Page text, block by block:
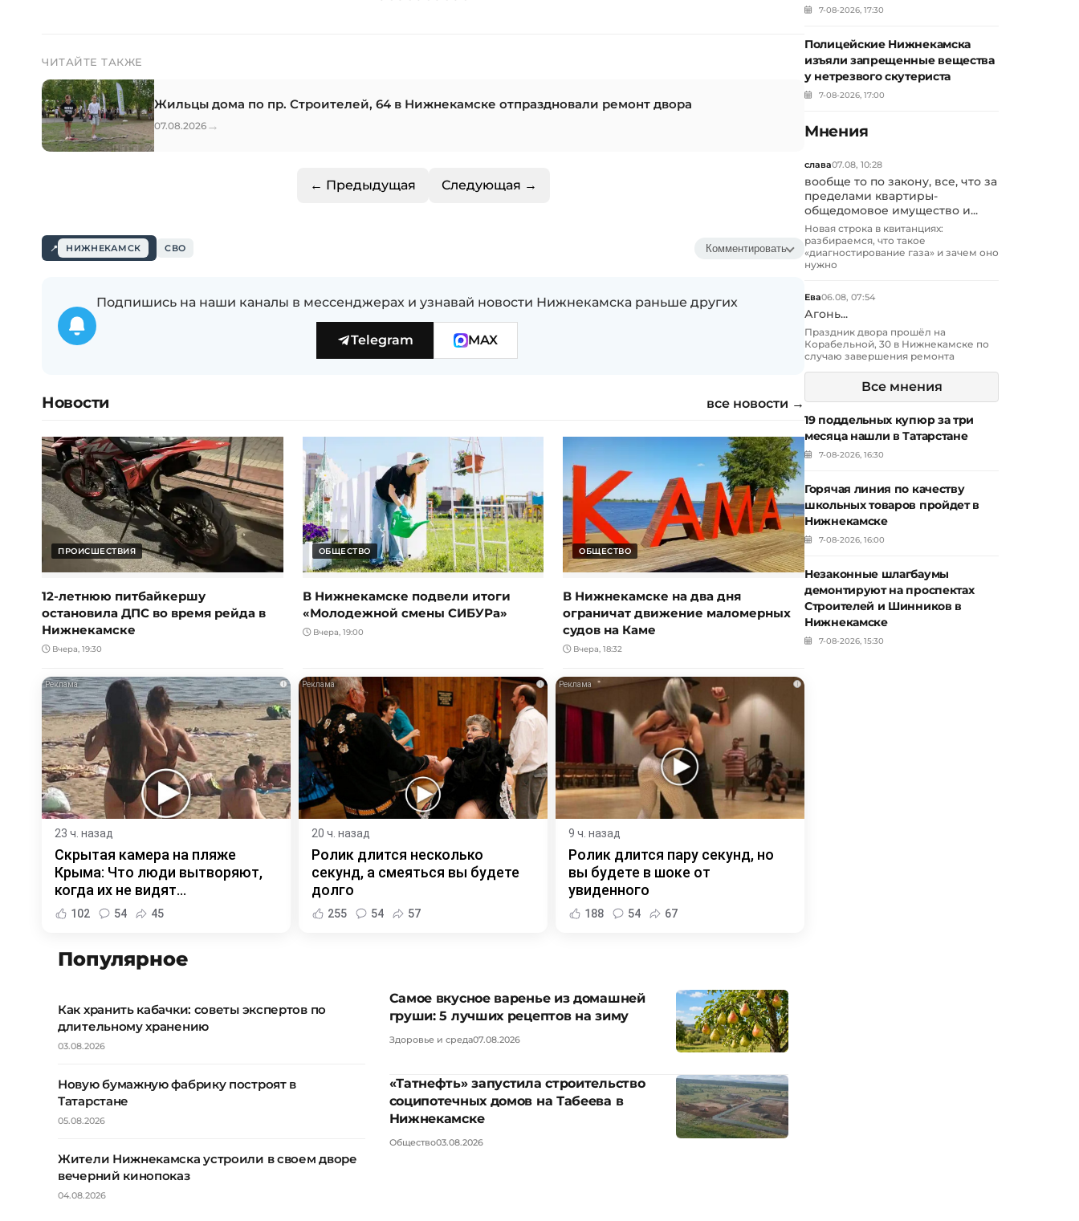
ЧИТАЙТЕ ТАКЖЕ
Жильцы дома по пр. Строителей, 64 в Нижнекамске отпраздновали ремонт двора
07.08.2026 →
← Предыдущая Следующая →
НИЖНЕКАМСК СВО Комментировать
Подпишись на наши каналы в мессенджерах и узнавай новости Нижнекамска раньше других
Telegram MAX
Новости все новости →
ПРОИСШЕСТВИЯ
12-летнюю питбайкершу
остановила ДПС во время рейда в
Нижнекамске
Вчера, 19:30
ОБЩЕСТВО
В Нижнекамске подвели итоги
«Молодежной смены СИБУРа»
Вчера, 19:00
ОБЩЕСТВО
В Нижнекамске на два дня
ограничат движение маломерных
судов на Каме
Вчера, 18:32
i
23 ч. назад
Скрытая камера на пляже
Крыма: Что люди вытворяют,
когда их не видят...
102 54 45
i
20 ч. назад
Ролик длится несколько
секунд, а смеяться вы будете
долго
255 54 57
i
9 ч. назад
Ролик длится пару секунд, но
вы будете в шоке от
увиденного
188 54 67
Популярное
Как хранить кабачки: советы экспертов по
длительному хранению
03.08.2026
Новую бумажную фабрику построят в
Татарстане
05.08.2026
Жители Нижнекамска устроили в своем дворе
вечерний кинопоказ
04.08.2026
Самое вкусное варенье из домашней
груши: 5 лучших рецептов на зиму
Здоровье и среда07.08.2026
«Татнефть» запустила строительство
соципотечных домов на Табеева в
Нижнекамске
Общество03.08.2026
7-08-2026, 17:30
Полицейские Нижнекамска
изъяли запрещенные вещества
у нетрезвого скутериста
7-08-2026, 17:00
Мнения
слава07.08, 10:28
вообще то по закону, все, что за
пределами квартиры-
общедомовое имущество и...
Новая строка в квитанциях:
разбираемся, что такое
«диагностирование газа» и зачем оно
нужно
Ева06.08, 07:54
Агонь...
Праздник двора прошёл на
Корабельной, 30 в Нижнекамске по
случаю завершения ремонта
Все мнения
19 поддельных купюр за три
месяца нашли в Татарстане
7-08-2026, 16:30
Горячая линия по качеству
школьных товаров пройдет в
Нижнекамске
7-08-2026, 16:00
Незаконные шлагбаумы
демонтируют на проспектах
Строителей и Шинников в
Нижнекамске
7-08-2026, 15:30